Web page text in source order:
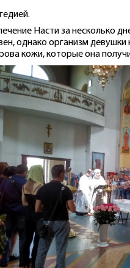
Насти за несколько
однако организм
кожи, которые она